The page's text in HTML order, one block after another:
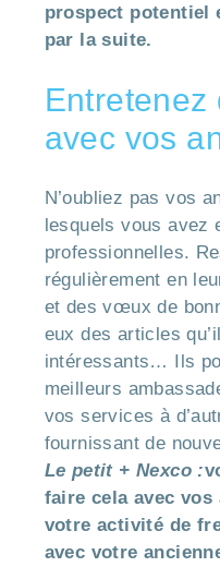
prospect potentiel
par la suite.
Entretenez
avec vos
N’oubliez pas vos
lesquels vous avez
professionnelles.
régulièrement en
et des vœux de
eux des articles
intéressants… Ils
meilleurs
vos services à
fournissant de
Le petit + Nexco :
faire cela avec
votre activité de
avec votre